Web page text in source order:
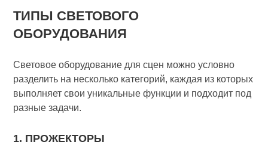
ТИПЫ СВЕТОВОГО
ОБОРУДОВАНИЯ
Световое оборудование для сцен можно условно
разделить на несколько категорий, каждая из которых
выполняет свои уникальные функции и подходит под
разные задачи.
1. ПРОЖЕКТОРЫ